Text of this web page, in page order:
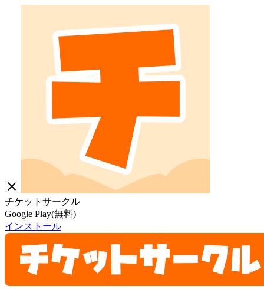
close
チケットサークル
Google Play(無料)
インストール